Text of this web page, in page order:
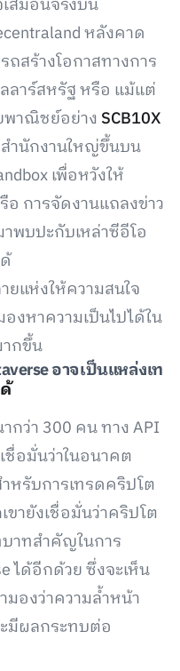
สมือนจริงบน
หลังคาด
สร้างโอกาสทางการ
ลาร์สหรัฐ หรือ แม้แต่
พาณิชย์อย่าง SCB10X
ำนักงานใหญ่ขึ้นบน
เพื่อหวังให้
การจัดงานแถลงข่าว
าพบปะกับเหล่าซีอีโอ
แห่งให้ความสนใจ
งหาความเป็นไปได้ใน
กขึ้น
อาจเป็นแหล่งเท
ว่า 300 คน ทาง API
อมั่นว่าในอนาคต
หรับการเทรดคริปโต
ายังเชื่อมั่นว่าคริปโต
บาทสำคัญในการ
ได้อีกด้วย ซึ่งจะเห็น
องว่าความล้ำหน้า
มีผลกระทบต่อ